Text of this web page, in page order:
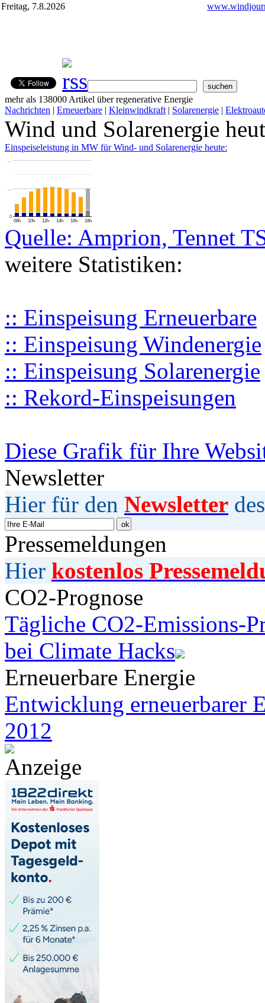
Freitag, 7.8.2026
mehr als 138000 Artikel über regenerative Energie
Nachrichten | Erneuerbare | Kleinwindkraft | Solarenergie |
Wind und Solarenergie
Einspeiseleistung in MW für Wind- und Solarenergie heute:
08h 10h 12h 14h 16h 18h
0
…
…
Quelle: Amprion, Tennet
weitere Statistiken:
:: Einspeisung Erneuerbare
:: Einspeisung Windenergie
:: Einspeisung Solarenergie
:: Rekord-Einspeisungen
Diese Grafik für Ihre
Newsletter
Hier für den Newsletter
Pressemeldungen
Hier kostenlos
CO2-Prognose
Tägliche CO2-Emissions-
bei Climate Hacks
Erneuerbare Energie
Entwicklung erneuerbarer
2012
Anzeige